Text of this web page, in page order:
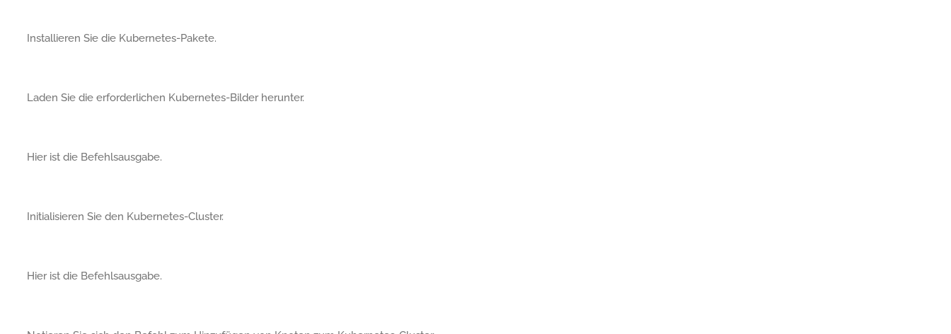
Installieren Sie die Kubernetes-Pakete.
Laden Sie die erforderlichen Kubernetes-Bilder herunter.
Hier ist die Befehlsausgabe.
Initialisieren Sie den Kubernetes-Cluster.
Hier ist die Befehlsausgabe.